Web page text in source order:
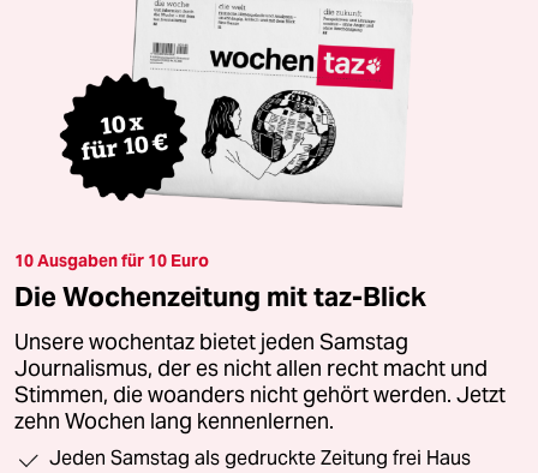
10 Ausgaben für 10 Euro
Die Wochenzeitung mit taz-Blick
Unsere wochentaz bietet jeden Samstag
Journalismus, der es nicht allen recht macht und
Stimmen, die woanders nicht gehört werden. Jetzt
zehn Wochen lang kennenlernen.
Jeden Samstag als gedruckte Zeitung frei Haus